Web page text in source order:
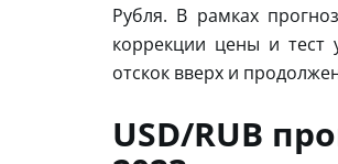
Рубля. В рамках
коррекции цены и тест
отскок вверх и
USD/RUB